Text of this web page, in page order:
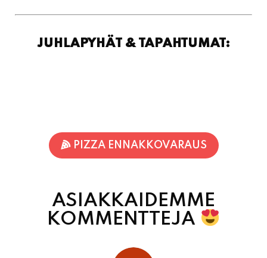
JUHLAPYHÄT & TAPAHTUMAT:
PIZZA ENNAKKOVARAUS
ASIAKKAIDEMME
KOMMENTTEJA